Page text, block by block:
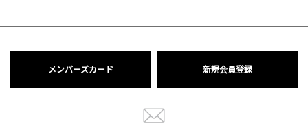
メンバーズカード 新規会員登録